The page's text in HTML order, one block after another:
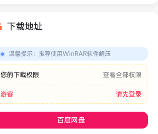
下载地址
温馨提示： 推荐使用WinRAR软件解压
您的下载权限 查看全部权限
游客 请先登录
百度网盘